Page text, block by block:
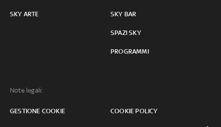
SKY ARTE SKY BAR
SPAZI SKY
PROGRAMMI
Note legali:
GESTIONE COOKIE COOKIE POLICY